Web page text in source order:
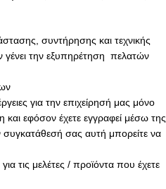
συντήρησης και τεχνικής
γένει την εξυπηρέτηση πελατών
για την επιχείρησή μας μόνο
εφόσον έχετε εγγραφεί μέσω της
σας αυτή μπορείτε να
τις μελέτες / προϊόντα που έχετε